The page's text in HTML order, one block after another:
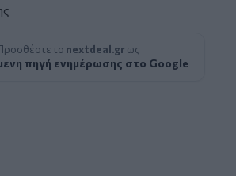
το nextdeal.gr ως
πηγή ενημέρωσης στο Google